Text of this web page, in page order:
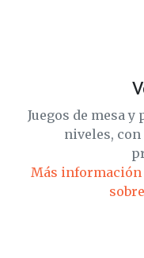
Juegos de mesa
niveles,
Más información